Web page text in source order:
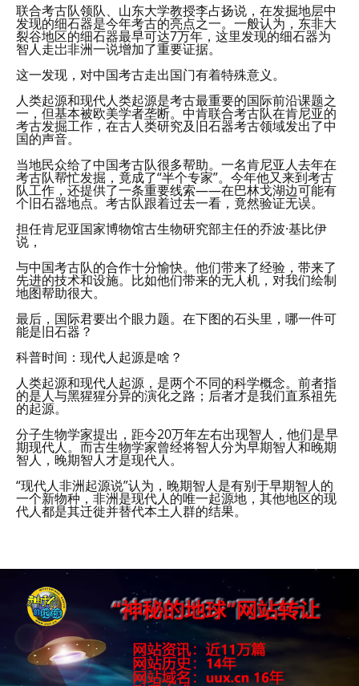
联合考古队领队、山东大学教授李占扬说，在发掘地层中
发现的细石器是今年考古的亮点之一。一般认为，东非大
裂谷地区的细石器最早可达7万年，这里发现的细石器为
智人走岀非洲一说增加了重要证据。
这一发现，对中国考古走出国门有着特殊意义。
人类起源和现代人类起源是考古最重要的国际前沿课题之
一，但基本被欧美学者垄断。中肯联合考古队在肯尼亚的
考古发掘工作，在古人类研究及旧石器考古领域发出了中
国的声音。
当地民众给了中国考古队很多帮助。一名肯尼亚人去年在
考古队帮忙发掘，竟成了“半个专家”。今年他又来到考古
队工作，还提供了一条重要线索——在巴林戈湖边可能有
个旧石器地点。考古队跟着过去一看，竟然验证无误。
担任肯尼亚国家博物馆古生物研究部主任的乔波·基比伊
说，
与中国考古队的合作十分愉快。他们带来了经验，带来了
先进的技术和设施。比如他们带来的无人机，对我们绘制
地图帮助很大。
最后，国际君要出个眼力题。在下图的石头里，哪一件可
能是旧石器？
科普时间：现代人起源是啥？
人类起源和现代人起源，是两个不同的科学概念。前者指
的是人与黑猩猩分异的演化之路；后者才是我们直系祖先
的起源。
分子生物学家提出，距今20万年左右出现智人，他们是早
期现代人。而古生物学家曾经将智人分为早期智人和晚期
智人，晚期智人才是现代人。
“现代人非洲起源说”认为，晚期智人是有别于早期智人的
一个新物种，非洲是现代人的唯一起源地，其他地区的现
代人都是其迁徙并替代本土人群的结果。